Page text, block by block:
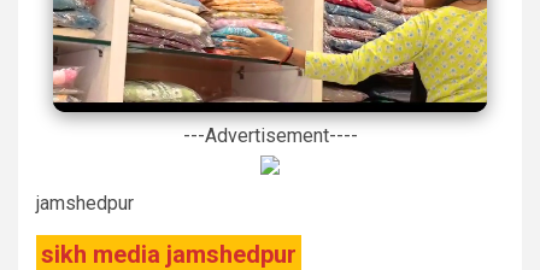
---Advertisement----
jamshedpur
sikh media jamshedpur